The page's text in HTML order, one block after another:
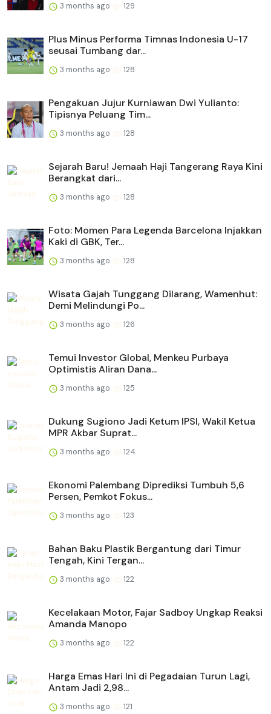
3 months ago 129
Plus Minus Performa Timnas Indonesia U-17
seusai Tumbang dar...
3 months ago 128
Pengakuan Jujur Kurniawan Dwi Yulianto:
Tipisnya Peluang Tim...
3 months ago 128
Sejarah Baru! Jemaah Haji Tangerang Raya Kini
Berangkat dari...
3 months ago 128
Foto: Momen Para Legenda Barcelona Injakkan
Kaki di GBK, Ter...
3 months ago 128
Wisata Gajah Tunggang Dilarang, Wamenhut:
Demi Melindungi Po...
3 months ago 126
Temui Investor Global, Menkeu Purbaya
Optimistis Aliran Dana...
3 months ago 125
Dukung Sugiono Jadi Ketum IPSI, Wakil Ketua
MPR Akbar Suprat...
3 months ago 124
Ekonomi Palembang Diprediksi Tumbuh 5,6
Persen, Pemkot Fokus...
3 months ago 123
Bahan Baku Plastik Bergantung dari Timur
Tengah, Kini Tergan...
3 months ago 122
Kecelakaan Motor, Fajar Sadboy Ungkap Reaksi
Amanda Manopo
3 months ago 122
Harga Emas Hari Ini di Pegadaian Turun Lagi,
Antam Jadi 2,98...
3 months ago 121